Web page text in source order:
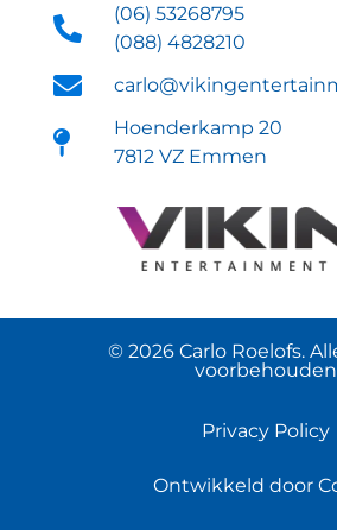
(06) 53268795
(088) 4828210
Hoenderkamp 20
7812 VZ Emmen
© 2026 Carlo Roelofs.
voorbehouden
Privacy Policy
Ontwikkeld door